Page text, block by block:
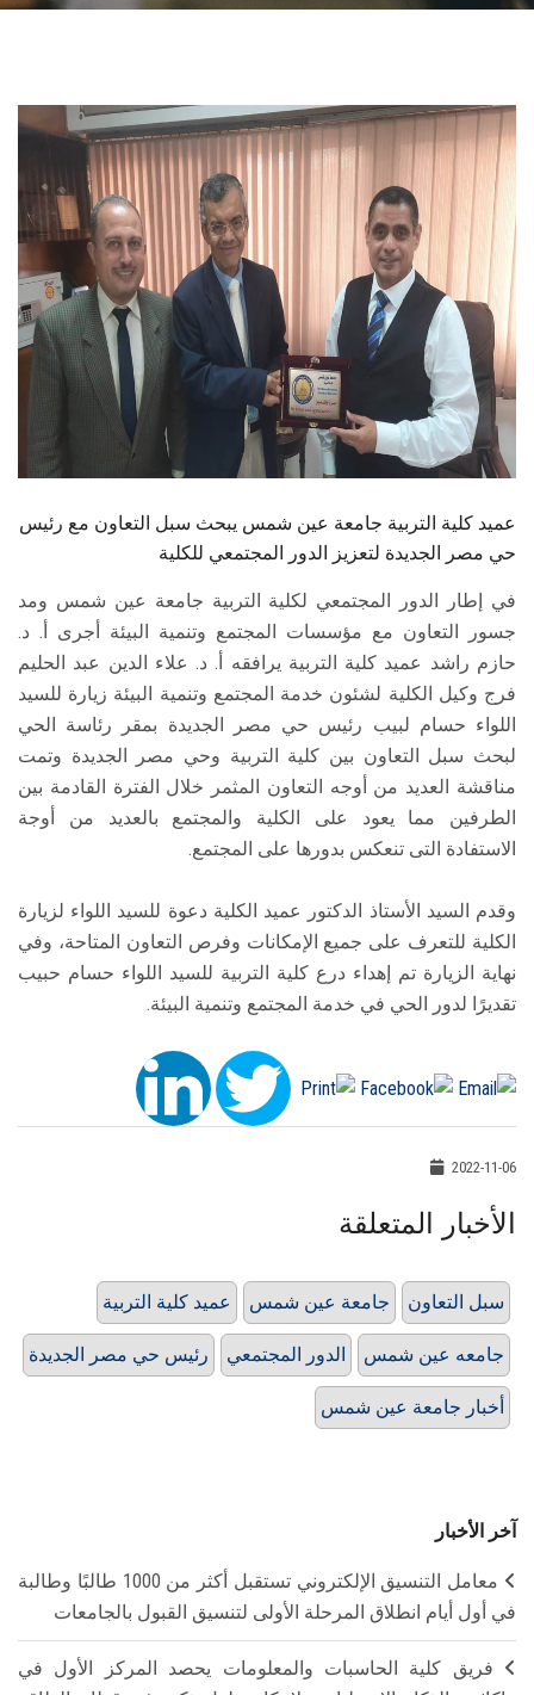
الطلاب
هيئة التدريس
الدراسات العليا
الخريجين
الموظفون
الزائـرون
عميد كلية التربية جامعة عين شمس يبحث سبل التعاون مع رئيس
حي مصر الجديدة لتعزيز الدور المجتمعي للكلية
في إطار الدور المجتمعي لكلية التربية جامعة عين شمس ومد
جسور التعاون مع مؤسسات المجتمع وتنمية البيئة أجرى أ. د.
حازم راشد عميد كلية التربية يرافقه أ. د. علاء الدين عبد الحليم
فرج وكيل الكلية لشئون خدمة المجتمع وتنمية البيئة زيارة للسيد
اللواء حسام لبيب رئيس حي مصر الجديدة بمقر رئاسة الحي
لبحث سبل التعاون بين كلية التربية وحي مصر الجديدة وتمت
مناقشة العديد من أوجه التعاون المثمر خلال الفترة القادمة بين
الطرفين مما يعود على الكلية والمجتمع بالعديد من أوجة
الاستفادة التى تنعكس بدورها على المجتمع.
وقدم السيد الأستاذ الدكتور عميد الكلية دعوة للسيد اللواء لزيارة
الكلية للتعرف على جميع الإمكانات وفرص التعاون المتاحة، وفي
نهاية الزيارة تم إهداء درع كلية التربية للسيد اللواء حسام حبيب
تقديرًا لدور الحي في خدمة المجتمع وتنمية البيئة.
2022-11-06
الأخبار المتعلقة
عميد كلية التربية جامعة عين شمس سبل التعاون
رئيس حي مصر الجديدة الدور المجتمعي جامعه عين شمس
أخبار جامعة عين شمس
آخر الأخبار
معامل التنسيق الإلكتروني تستقبل أكثر من 1000 طالبًا وطالبة
في أول أيام انطلاق المرحلة الأولى لتنسيق القبول بالجامعات
فريق كلية الحاسبات والمعلومات يحصد المركز الأول في